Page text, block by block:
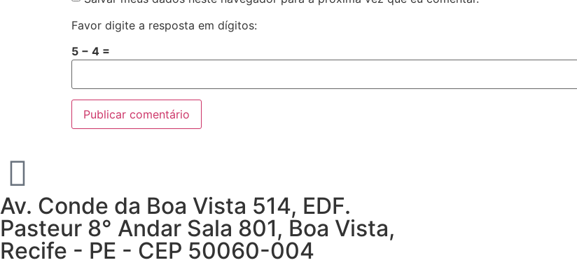
Favor digite a resposta em dígitos:
5 − 4 =
Av. Conde da Boa Vista 514, EDF.
Pasteur 8° Andar Sala 801, Boa Vista,
Recife - PE - CEP 50060-004